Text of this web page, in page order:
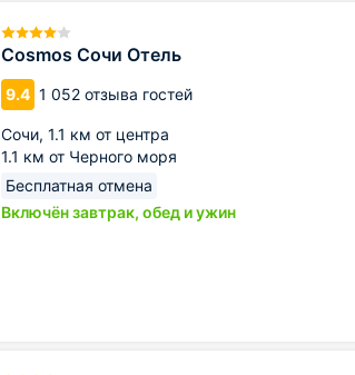
Cosmos Сочи Отель
9.4 1 052 отзыва гостей
Сочи, 1.1 км от центра
1.1 км от Черного моря
Бесплатная отмена
Включён завтрак, обед и ужин